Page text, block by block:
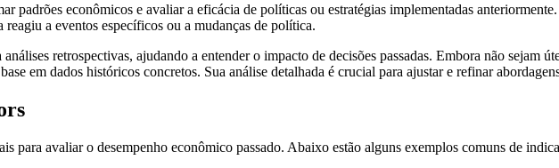
padrões econômicos e avaliar a eficácia de políticas ou estratégias implementadas
a eventos específicos ou a mudanças de política.
retrospectivas, ajudando a entender o impacto de decisões passadas. Embora não sejam
em dados históricos concretos. Sua análise detalhada é crucial para ajustar e refinar
para avaliar o desempenho econômico passado. Abaixo estão alguns exemplos comuns de